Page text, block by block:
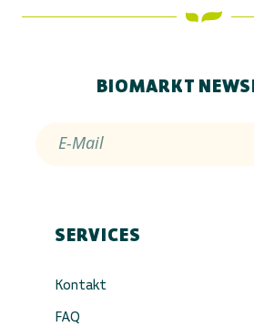
BIOMARKT
E-Mail
SERVICES
Kontakt
FAQ